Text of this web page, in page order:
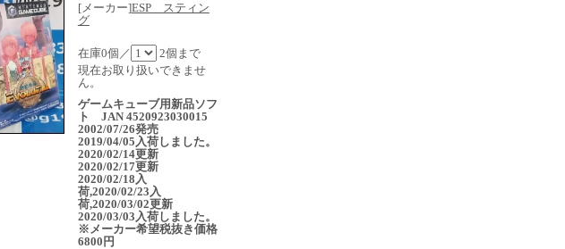
[メーカー]ESP スティン
グ
在庫0個／
2個まで
現在お取り扱いできませ
ん。
ゲームキューブ用新品ソフ
ト JAN 4520923030015
2002/07/26発売
2019/04/05入荷しました。
2020/02/14更新
2020/02/17更新
2020/02/18入
荷,2020/02/23入
荷,2020/03/02更新
2020/03/03入荷しました。
※メーカー希望税抜き価格
6800円